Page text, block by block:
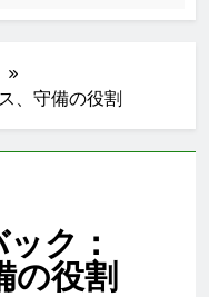
、守備の役割
ク：
の役割